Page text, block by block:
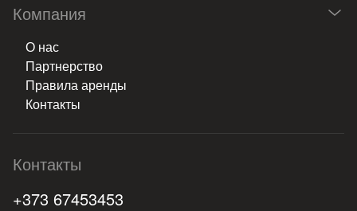
Компания
О нас
Партнерство
Правила аренды
Контакты
Контакты
+373 67453453